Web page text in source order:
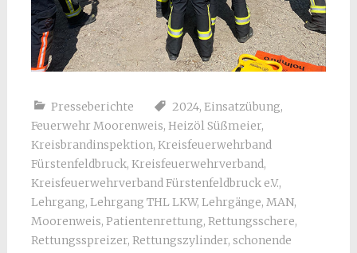
Presseberichte 2024, Einsatzübung,
Feuerwehr Moorenweis, Heizöl Süßmeier,
Kreisbrandinspektion, Kreisfeuerwehrband
Fürstenfeldbruck, Kreisfeuerwehrverband,
Kreisfeuerwehrverband Fürstenfeldbruck e.V.,
Lehrgang, Lehrgang THL LKW, Lehrgänge, MAN,
Moorenweis, Patientenrettung, Rettungsschere,
Rettungsspreizer, Rettungszylinder, schonende